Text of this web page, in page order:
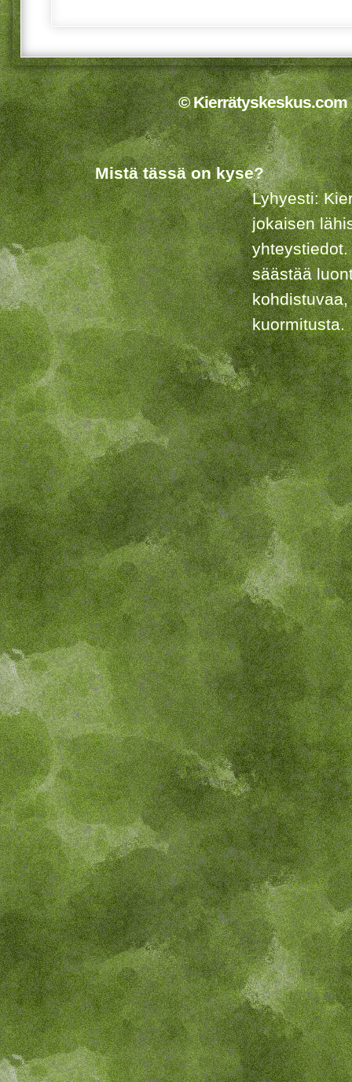
© Kierrätyskeskus.com
Mistä tässä on kyse?
Lyhyesti:
jokaisen
säästää
kuormitusta.